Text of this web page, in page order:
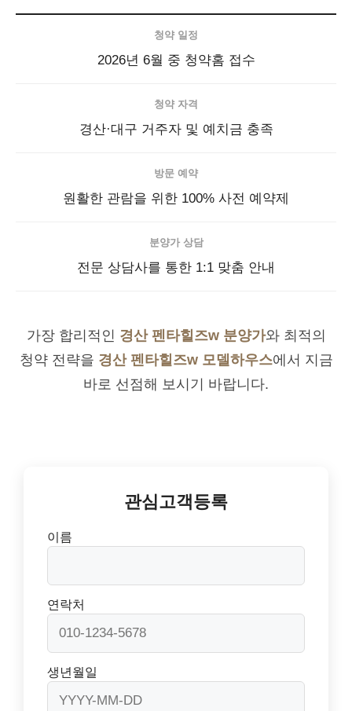
청약 일정
2026년 6월 중 청약홈 접수
청약 자격
경산·대구 거주자 및 예치금 충족
방문 예약
원활한 관람을 위한 100% 사전 예약제
분양가 상담
전문 상담사를 통한 1:1 맞춤 안내
가장 합리적인 경산 펜타힐즈w 분양가와 최적의
청약 전략을 경산 펜타힐즈w 모델하우스에서 지금
바로 선점해 보시기 바랍니다.
관심고객등록
이름
연락처
생년월일